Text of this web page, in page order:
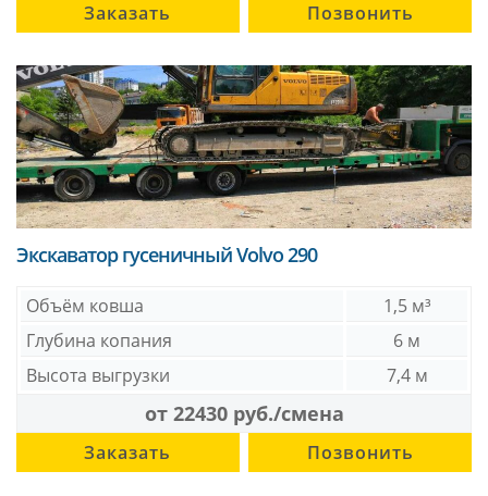
Заказать Позвонить
Экскаватор гусеничный Volvo 290
Объём ковша
1,5 м³
Глубина копания
6 м
Высота выгрузки
7,4 м
от 22430 руб./смена
Заказать Позвонить